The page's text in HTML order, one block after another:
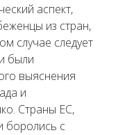
аспект,
из стран,
случае следует
были
выяснения
и
Страны ЕС,
боролись с